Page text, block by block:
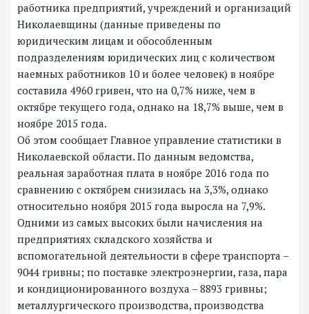
работника предприятий, учреждений и организаций
Николаевщины (данные приведены по
юридическим лицам и обособленным
подразделениям юридических лиц с количеством
наемных работников 10 и более человек) в ноябре
составила 4960 гривен, что на 0,7% ниже, чем в
октябре текущего года, однако на 18,7% выше, чем в
ноябре 2015 года.
Об этом сообщает Главное управление статистики в
Николаевской области. По данным ведомства,
реальная заработная плата в ноябре 2016 года по
сравнению с октябрем снизилась на 3,3%, однако
относительно ноября 2015 года выросла на 7,9%.
Одними из самых высоких были начисления на
предприятиях складского хозяйства и
вспомогательной деятельности в сфере транспорта –
9044 гривны; по поставке электроэнергии, газа, пара
и кондиционированного воздуха – 8893 гривны;
металлургического производства, производства